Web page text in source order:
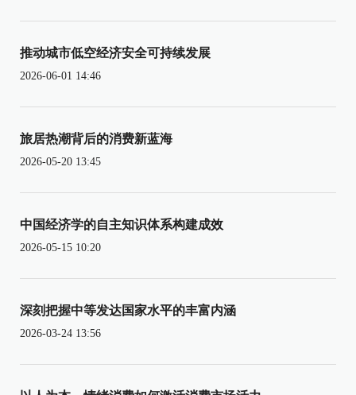
推动城市低空经济安全可持续发展
2026-06-01 14:46
旅居热潮背后的消费新蓝海
2026-05-20 13:45
中国经济学的自主知识体系构建成效
2026-05-15 10:20
深刻把握中等发达国家水平的丰富内涵
2026-03-24 13:56